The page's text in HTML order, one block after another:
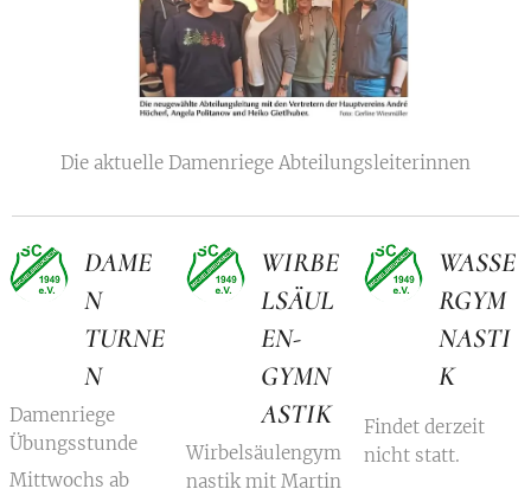
Die aktuelle Damenriege Abteilungsleiterinnen
DAME
N
TURNE
N
Damenriege
Übungsstunde
Mittwochs ab
WIRBE
LSÄUL
EN-
GYMN
ASTIK
Wirbelsäulengym
nastik mit Martin
WASSE
RGYM
NASTI
K
Findet derzeit
nicht statt.